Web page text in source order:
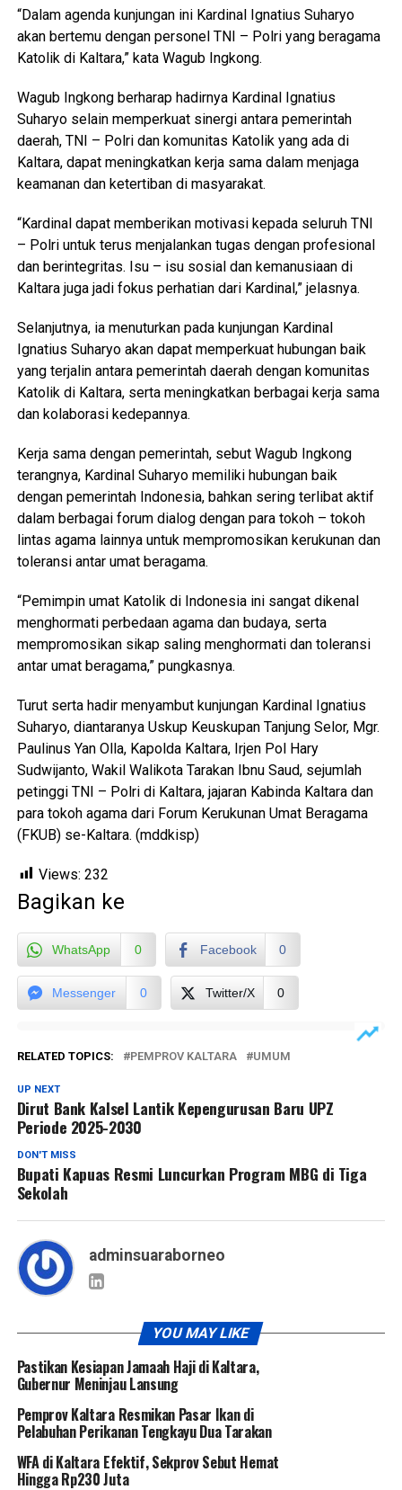
“Dalam agenda kunjungan ini Kardinal Ignatius Suharyo
akan bertemu dengan personel TNI – Polri yang beragama
Katolik di Kaltara,” kata Wagub Ingkong.
Wagub Ingkong berharap hadirnya Kardinal Ignatius
Suharyo selain memperkuat sinergi antara pemerintah
daerah, TNI – Polri dan komunitas Katolik yang ada di
Kaltara, dapat meningkatkan kerja sama dalam menjaga
keamanan dan ketertiban di masyarakat.
“Kardinal dapat memberikan motivasi kepada seluruh TNI
– Polri untuk terus menjalankan tugas dengan profesional
dan berintegritas. Isu – isu sosial dan kemanusiaan di
Kaltara juga jadi fokus perhatian dari Kardinal,” jelasnya.
Selanjutnya, ia menuturkan pada kunjungan Kardinal
Ignatius Suharyo akan dapat memperkuat hubungan baik
yang terjalin antara pemerintah daerah dengan komunitas
Katolik di Kaltara, serta meningkatkan berbagai kerja sama
dan kolaborasi kedepannya.
Kerja sama dengan pemerintah, sebut Wagub Ingkong
terangnya, Kardinal Suharyo memiliki hubungan baik
dengan pemerintah Indonesia, bahkan sering terlibat aktif
dalam berbagai forum dialog dengan para tokoh – tokoh
lintas agama lainnya untuk mempromosikan kerukunan dan
toleransi antar umat beragama.
“Pemimpin umat Katolik di Indonesia ini sangat dikenal
menghormati perbedaan agama dan budaya, serta
mempromosikan sikap saling menghormati dan toleransi
antar umat beragama,” pungkasnya.
Turut serta hadir menyambut kunjungan Kardinal Ignatius
Suharyo, diantaranya Uskup Keuskupan Tanjung Selor, Mgr.
Paulinus Yan Olla, Kapolda Kaltara, Irjen Pol Hary
Sudwijanto, Wakil Walikota Tarakan Ibnu Saud, sejumlah
petinggi TNI – Polri di Kaltara, jajaran Kabinda Kaltara dan
para tokoh agama dari Forum Kerukunan Umat Beragama
(FKUB) se-Kaltara. (mddkisp)
Views: 232
Bagikan ke
WhatsApp 0 Facebook 0
Messenger 0 Twitter/X 0
RELATED TOPICS: PEMPROV KALTARA UMUM
UP NEXT
Dirut Bank Kalsel Lantik Kepengurusan Baru UPZ
Periode 2025-2030
DON'T MISS
Bupati Kapuas Resmi Luncurkan Program MBG di Tiga
Sekolah
adminsuaraborneo
YOU MAY LIKE
Pastikan Kesiapan Jamaah Haji di Kaltara,
Gubernur Meninjau Lansung
Pemprov Kaltara Resmikan Pasar Ikan di
Pelabuhan Perikanan Tengkayu Dua Tarakan
WFA di Kaltara Efektif, Sekprov Sebut Hemat
Hingga Rp230 Juta